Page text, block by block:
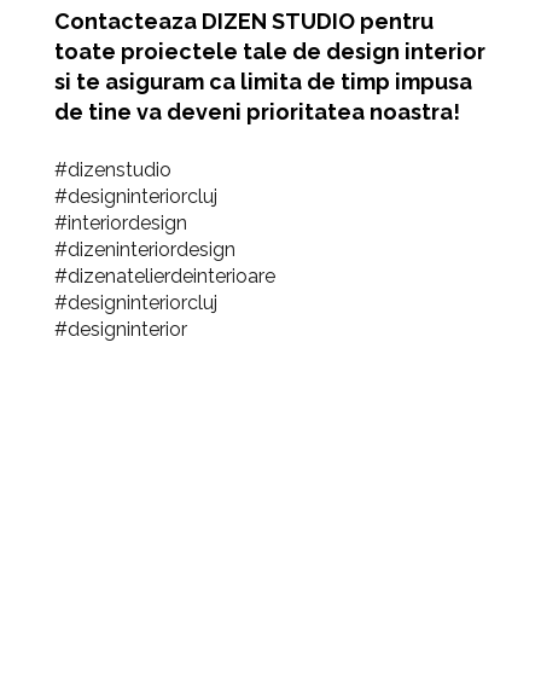
Contacteaza DIZEN STUDIOpentru
toate proiectele tale de design interior
si te asiguram ca limita de timp impusa
de tine va deveni prioritatea noastra!
#dizenstudio
#designinteriorcluj
#interiordesign
#dizeninteriordesign
#dizenatelierdeinterioare
#designinteriorcluj
#designinterior